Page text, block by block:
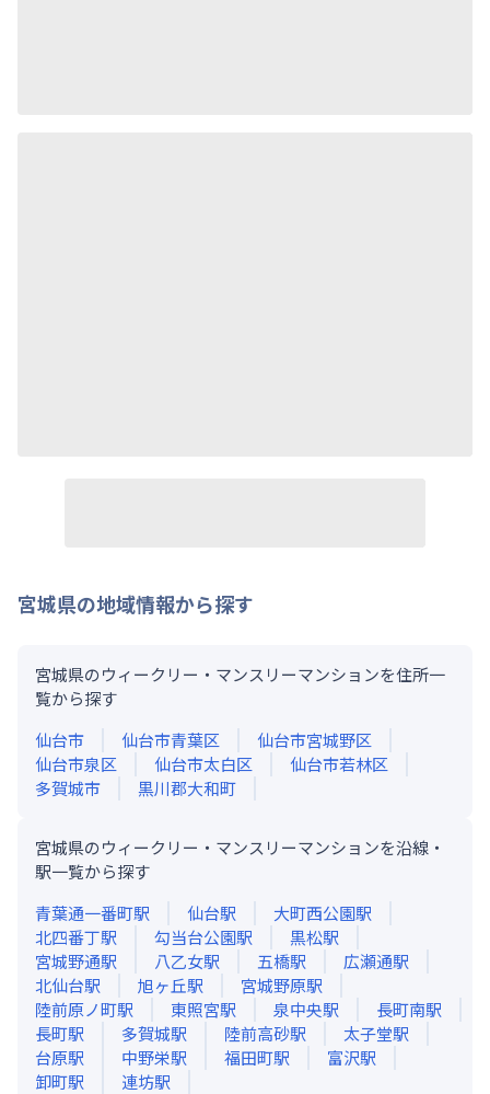
宮城県の地域情報から探す
宮城県のウィークリー・マンスリーマンションを住所一
覧から探す
仙台市
仙台市青葉区
仙台市宮城野区
仙台市泉区
仙台市太白区
仙台市若林区
多賀城市
黒川郡大和町
宮城県のウィークリー・マンスリーマンションを沿線・
駅一覧から探す
青葉通一番町駅 仙台駅 大町西公園駅
北四番丁駅 勾当台公園駅 黒松駅
宮城野通駅 八乙女駅 五橋駅 広瀬通駅
北仙台駅 旭ヶ丘駅 宮城野原駅
陸前原ノ町駅 東照宮駅 泉中央駅 長町南駅
長町駅 多賀城駅 陸前高砂駅 太子堂駅
台原駅 中野栄駅 福田町駅 富沢駅
卸町駅 連坊駅